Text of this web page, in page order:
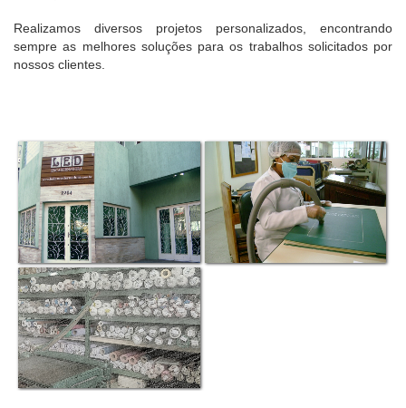
Realizamos diversos projetos personalizados, encontrando
sempre as melhores soluções para os trabalhos solicitados por
nossos clientes.